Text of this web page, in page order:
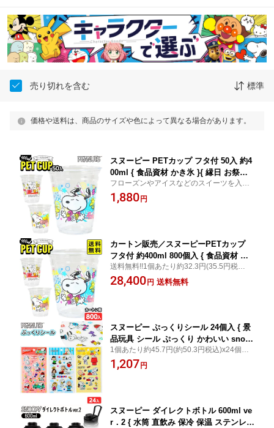
売り切れを含む 標準
価格や送料は、商品のサイズや色によって異なる場合があります。
スヌーピー PETカップ フタ付 50入 約4
00ml { 食品資材 かき氷 }{ 縁日 お祭り
イベント プラカップ プラコップ プラス
チック カップ コップ かき氷 紙コップ
フローズンやアイスなどのスイーツを入れ
てもカワイイ♪
1,880 円
カートン販売／スヌーピーPETカップ
フタ付 約400ml 800個入 { 食品資材 か
き氷 }{ 縁日 お祭り イベント プラカッ
プ プラコップ プラスチック カップ コ
送料無料!!1個あたり約32.3円(35.5円税込)x
800個入=25818円(28400円税込)フローズ
ンやアイスなどのスイーツを入れてもカワ
28,400 円 送料無料
スヌーピー ぷっくりシール 24個入 { 景
品玩具 シール ぷっくり かわいい snoo
py 人気 キャラクター }{ 景品 おもちゃ
玩具 子供 会 お祭り くじ引き 縁日 屋台
1個あたり約45.7円(約50.3円税込)x24個入=
1097円(1207円税込)ぷっくり厚みがある人
気のシール
1,207 円
スヌーピー ダイレクトボトル 600ml ve
r．2 { 水筒 直飲み 保冷 保温 ステンレス